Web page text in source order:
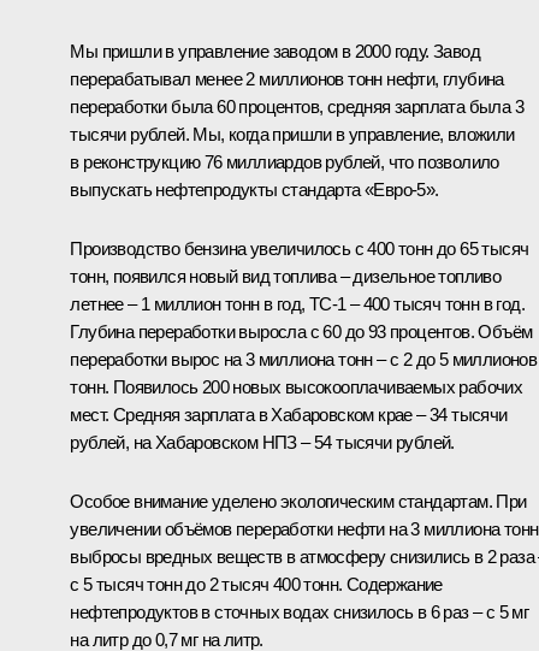
Мы пришли в управление заводом в 2000 году. Завод
перерабатывал менее 2 миллионов тонн нефти, глубина
переработки была 60 процентов, средняя зарплата была 3
тысячи рублей. Мы, когда пришли в управление, вложили
в реконструкцию 76 миллиардов рублей, что позволило
выпускать нефтепродукты стандарта «Евро-5».
Производство бензина увеличилось с 400 тонн до 65 тысяч
тонн, появился новый вид топлива – дизельное топливо
летнее – 1 миллион тонн в год, ТС-1 – 400 тысяч тонн в год.
Глубина переработки выросла с 60 до 93 процентов. Объём
переработки вырос на 3 миллиона тонн – с 2 до 5 миллионов
тонн. Появилось 200 новых высокооплачиваемых рабочих
мест. Средняя зарплата в Хабаровском крае – 34 тысячи
рублей, на Хабаровском НПЗ – 54 тысячи рублей.
Особое внимание уделено экологическим стандартам. При
увеличении объёмов переработки нефти на 3 миллиона тонн
выбросы вредных веществ в атмосферу снизились в 2 раза
с 5 тысяч тонн до 2 тысяч 400 тонн. Содержание
нефтепродуктов в сточных водах снизилось в 6 раз – с 5 мг
на литр до 0,7 мг на литр.